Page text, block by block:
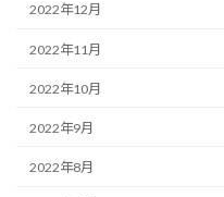
2022年12月
2022年11月
2022年10月
2022年9月
2022年8月